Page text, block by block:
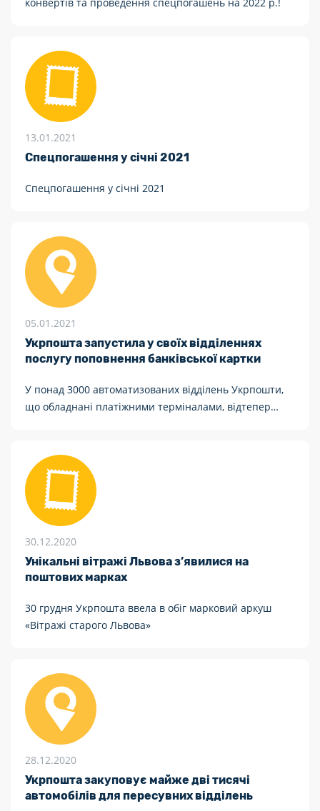
конвертів та проведення спецпогашень на 2022 р.!
13.01.2021
Спецпогашення у січні 2021
Спецпогашення у січні 2021
05.01.2021
Укрпошта запустила у своїх відділеннях
послугу поповнення банківської картки
У понад 3000 автоматизованих відділень Укрпошти,
що обладнані платіжними терміналами, відтепер
30.12.2020
Унікальні вітражі Львова з’явилися на
поштових марках
30 грудня Укрпошта ввела в обіг марковий аркуш
«Вітражі старого Львова»
28.12.2020
Укрпошта закуповує майже дві тисячі
автомобілів для пересувних відділень